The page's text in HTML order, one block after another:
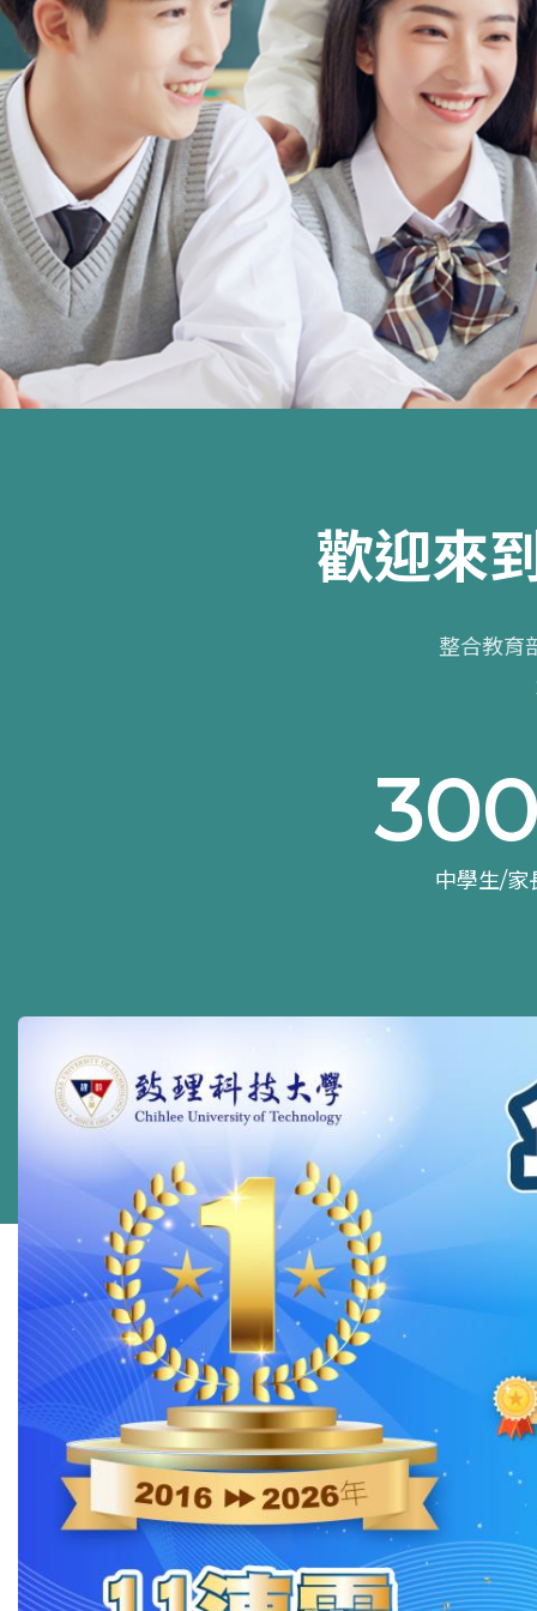
歡迎來
整合教育
300
中學生/家